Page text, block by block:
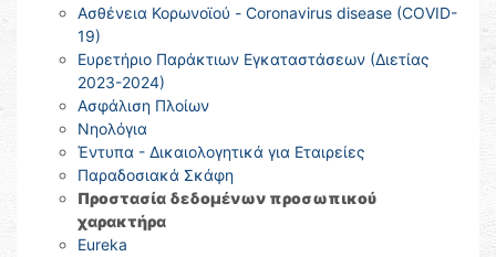
Ασθένεια Κορωνοϊού - Coronavirus disease (COVID-
19)
Ευρετήριο Παράκτιων Εγκαταστάσεων (Διετίας
2023-2024)
Ασφάλιση Πλοίων
Νηολόγια
Έντυπα - Δικαιολογητικά για Εταιρείες
Παραδοσιακά Σκάφη
Προστασία δεδομένων προσωπικού
χαρακτήρα
Eureka